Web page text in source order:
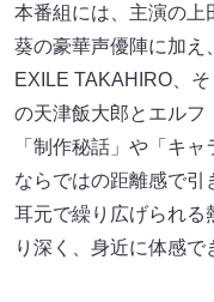
本番組には、主演の上
葵の豪華声優陣に加え
EXILE TAKAHIRO、
の天津飯大郎とエルフ
「制作秘話」や「キ
ならではの距離感で引
耳元で繰り広げられる
り深く、身近に体感で